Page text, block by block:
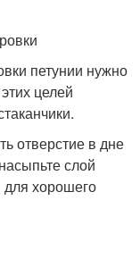
петунии нужно
целей
отверстие в дне
слой
для хорошего